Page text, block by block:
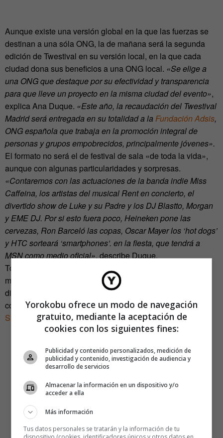
Aunque existe una versión global en la que las fuerzas se
destinan a una sóla ONG, la de mañana será la segunda
edición de Twestival en su versión local, en la que cada
ciudad dona sus beneficios a una ONG local. «Se elige a
una ONG que destaque por su efectividad y transparencia
para que lleve un proyecto en la misma ciudad del evento»,
explica Ana Duque. «Este año, la recaudación del Twestival
Madrid será entregada en su totalidad a la Fundación Adsis,
ONG española que trabaja en la promoción integral de
personas y grupos empobrecidos, principalmente jóvenes».
El formato no será el de festival de sala «de toda la vida»,
aunque con algunas particularidades y sorpresas.
«Contaremos con las actuaciones de la banda indie Miss
Caffeina, los artistas del musical Rent en concierto, el
divertido show de Luke y su Padre y los DJ Blastto, Morgan
y EME DJ. Por si esto fuera poco, Heineken pone las
cervezas, Ron Barceló las copas, Oscar Mayer los ‘hot dogs’
y HTC sorteará ‘smartphones’. en la fiesta, que tendrá a
MSN como medio oficial», describe Duque.
Todos estos nombres se han ido uniendo al cartel de
manera totalmente voluntaria desinteresada y añaden
distintos bonus al precio pelado de la entrada. La fiesta
comenzará mañana jueves 24, a las 20.00h. en la sala
Shôko
(C/ Toledo 86) y las entradas están a la venta
Yorokobu ofrece un modo de navegación
gratuito, mediante la aceptación de
cookies con los siguientes fines:
Publicidad y contenido personalizados, medición de
publicidad y contenido, investigación de audiencia y
desarrollo de servicios
Almacenar la información en un dispositivo y/o
acceder a ella
Más información
Tus datos personales se tratarán y la información de tu